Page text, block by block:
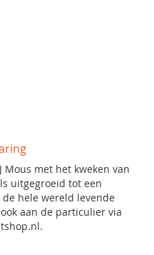
Mous met het kweken van
uitgegroeid tot een
hele wereld levende
aan de particulier via